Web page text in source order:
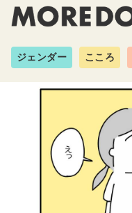
ジェンダー こころ